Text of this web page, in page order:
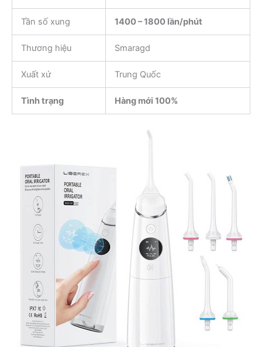
Tần số xung 1400 – 1800 lần/phút
Thương hiệu Smaragd
Xuất xứ Trung Quốc
Tình trạng Hàng mới 100%